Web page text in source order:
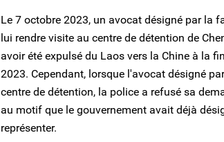
Le 7 octobre 2023, un avocat désigné par la
lui rendre visite au centre de détention de
avoir été expulsé du Laos vers la Chine à la
2023. Cependant, lorsque l'avocat désigné
centre de détention, la police a refusé sa
au motif que le gouvernement avait déjà
représenter.